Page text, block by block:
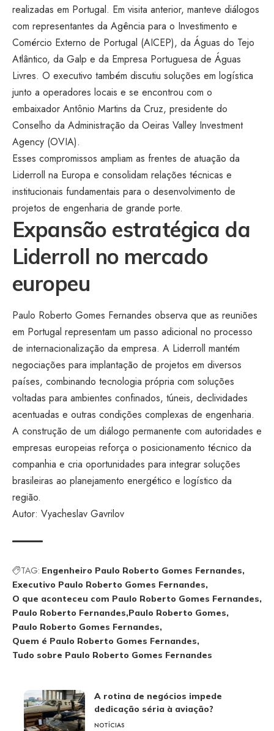
realizadas em Portugal. Em visita anterior, manteve diálogos
com representantes da Agência para o Investimento e
Comércio Externo de Portugal (AICEP), da Águas do Tejo
Atlântico, da Galp e da Empresa Portuguesa de Águas
Livres. O executivo também discutiu soluções em logística
junto a operadores locais e se encontrou com o
embaixador Antônio Martins da Cruz, presidente do
Conselho da Administração da Oeiras Valley Investment
Agency (OVIA).
Esses compromissos ampliam as frentes de atuação da
Liderroll na Europa e consolidam relações técnicas e
institucionais fundamentais para o desenvolvimento de
projetos de engenharia de grande porte.
Expansão estratégica da
Liderroll no mercado
europeu
Paulo Roberto Gomes Fernandes observa que as reuniões
em Portugal representam um passo adicional no processo
de internacionalização da empresa. A Liderroll mantém
negociações para implantação de projetos em diversos
países, combinando tecnologia própria com soluções
voltadas para ambientes confinados, túneis, declividades
acentuadas e outras condições complexas de engenharia.
A construção de um diálogo permanente com autoridades e
empresas europeias reforça o posicionamento técnico da
companhia e cria oportunidades para integrar soluções
brasileiras ao planejamento energético e logístico da
região.
Autor: Vyacheslav Gavrilov
TAG: Engenheiro Paulo Roberto Gomes Fernandes
Executivo Paulo Roberto Gomes Fernandes
O que aconteceu com Paulo Roberto Gomes Fernandes
Paulo Roberto Fernandes Paulo Roberto Gomes
Paulo Roberto Gomes Fernandes
Quem é Paulo Roberto Gomes Fernandes
Tudo sobre Paulo Roberto Gomes Fernandes
A rotina de negócios impede
dedicação séria à aviação?
NOTÍCIAS